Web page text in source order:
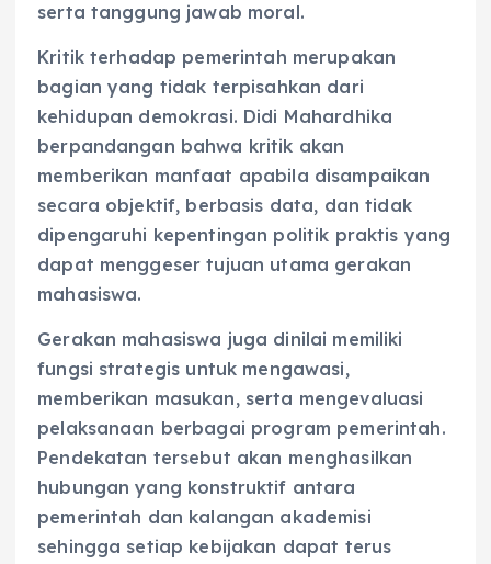
serta tanggung jawab moral.
Kritik terhadap pemerintah merupakan
bagian yang tidak terpisahkan dari
kehidupan demokrasi. Didi Mahardhika
berpandangan bahwa kritik akan
memberikan manfaat apabila disampaikan
secara objektif, berbasis data, dan tidak
dipengaruhi kepentingan politik praktis yang
dapat menggeser tujuan utama gerakan
mahasiswa.
Gerakan mahasiswa juga dinilai memiliki
fungsi strategis untuk mengawasi,
memberikan masukan, serta mengevaluasi
pelaksanaan berbagai program pemerintah.
Pendekatan tersebut akan menghasilkan
hubungan yang konstruktif antara
pemerintah dan kalangan akademisi
sehingga setiap kebijakan dapat terus